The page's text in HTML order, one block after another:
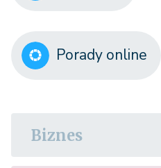
Porady online
Biznes